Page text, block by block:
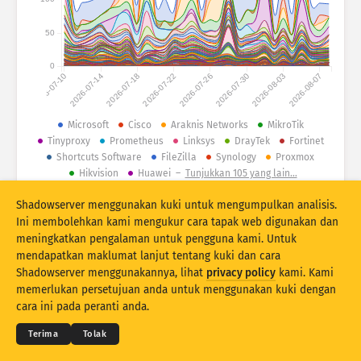
Kumpulan mengikut
Berlonggok Bertindih
Kemas kini hasil secara automatik
Kemas kini Tetapkan semula
Muat turun sebagai PNG Mengenai data ini
Statistik pengecapan jari peranti IoT dan serangan honeypot yang dibiayai
bersama oleh Kemudahan Connecting Europe EU.
2026-07-102026-07-142026-07-182026-07-222026-07-262026-07-302026-08-032026-08-07
0
50
Microsoft Cisco Araknis Networks
MikroTik
Tinyproxy
Prometheus Linksys DrayTek
Fortinet
Shortcuts Software
FileZilla Synology
Proxmox
Hikvision
Huawei – Tunjukkan 105 yang lain…
© 2026 The Shadowserver Foundation
© 2026THE SHADOWSERVER FOUNDATION
Privasi & Terma
Hubungi Kami Kredit
Shadowserver menggunakan kuki untuk mengumpulkan analisis.
Ini membolehkan kami mengukur cara tapak web digunakan dan
meningkatkan pengalaman untuk pengguna kami. Untuk
mendapatkan maklumat lanjut tentang kuki dan cara
Shadowserver menggunakannya, lihat privacy policy kami. Kami
memerlukan persetujuan anda untuk menggunakan kuki dengan
cara ini pada peranti anda.
Terima Tolak